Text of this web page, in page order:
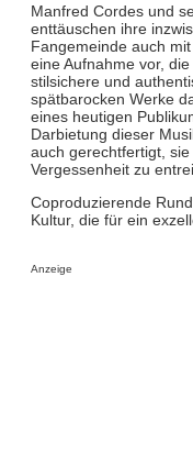
Manfred Cordes und
enttäuschen ihre
Fangemeinde auch
eine Aufnahme vor,
stilsichere und
spätbarocken Werke
eines heutigen
Darbietung dieser
auch gerechtfertigt,
Vergessenheit zu
Coproduzierende
Kultur, die für ein
Anzeige